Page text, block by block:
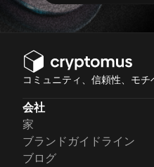
コミュニティ、信頼性、モチ
会社
家
ブランドガイドライン
ブログ